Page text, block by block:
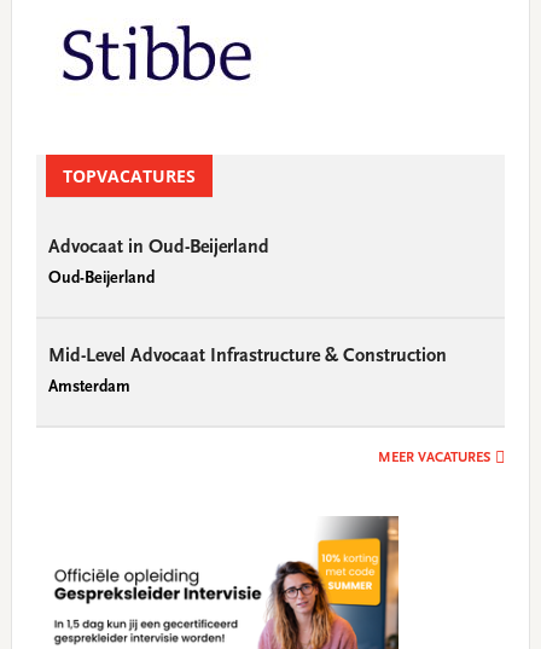
TOPVACATURES
Advocaat in Oud-Beijerland
Oud-Beijerland
Mid-Level Advocaat Infrastructure & Construction
Amsterdam
MEER VACATURES